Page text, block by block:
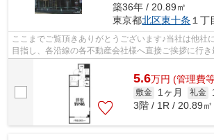
築36年 / 20.89㎡
東京都北区東十条 １丁
ここまでご覧頂きありがとうございます♪当社は他社
目指し、各沿線の各不動産会社様へ直接ご挨拶に行き
様へ提供しております！最新の情報は...
5.6万円 (管理費
敷金 1ヶ月 礼金
3階 / 1R / 20.89㎡